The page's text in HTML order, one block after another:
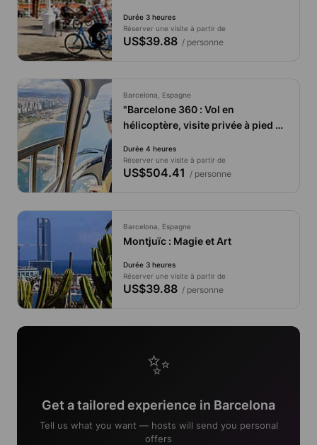
Durée 3 heures
Réserver une visite à partir de
US$39.88/ personne
Barcelona, Espagne
"Barcelone 360 : Vol en
hélicoptère, visite privée à pied et
Durée 4 heures
Réserver une visite à partir de
US$504.41 / personne
Barcelona, Espagne
Montjuïc : Magie et Art
Durée 3 heures
Réserver une visite à partir de
US$39.88/ personne
✨
Get a tailored experience in Barcelona
Tell us what you want — hosts will send you personal
offers